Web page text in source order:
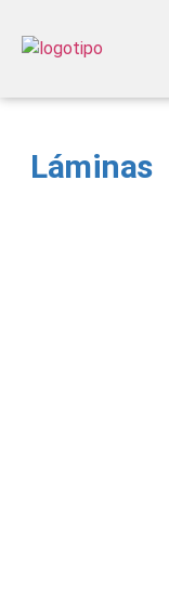
Láminas